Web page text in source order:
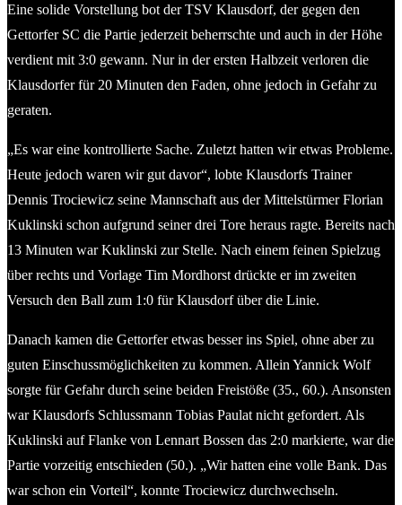
Eine solide Vorstellung bot der TSV Klausdorf, der gegen den
Gettorfer SC die Partie jederzeit beherrschte und auch in der Höhe
verdient mit 3:0 gewann. Nur in der ersten Halbzeit verloren die
Klausdorfer für 20 Minuten den Faden, ohne jedoch in Gefahr zu
geraten.
„Es war eine kontrollierte Sache. Zuletzt hatten wir etwas Probleme.
Heute jedoch waren wir gut davor“, lobte Klausdorfs Trainer
Dennis Trociewicz seine Mannschaft aus der Mittelstürmer Florian
Kuklinski schon aufgrund seiner drei Tore heraus ragte. Bereits nach
13 Minuten war Kuklinski zur Stelle. Nach einem feinen Spielzug
über rechts und Vorlage Tim Mordhorst drückte er im zweiten
Versuch den Ball zum 1:0 für Klausdorf über die Linie.
Danach kamen die Gettorfer etwas besser ins Spiel, ohne aber zu
guten Einschussmöglichkeiten zu kommen. Allein Yannick Wolf
sorgte für Gefahr durch seine beiden Freistöße (35., 60.). Ansonsten
war Klausdorfs Schlussmann Tobias Paulat nicht gefordert. Als
Kuklinski auf Flanke von Lennart Bossen das 2:0 markierte, war die
Partie vorzeitig entschieden (50.). „Wir hatten eine volle Bank. Das
war schon ein Vorteil“, konnte Trociewicz durchwechseln.